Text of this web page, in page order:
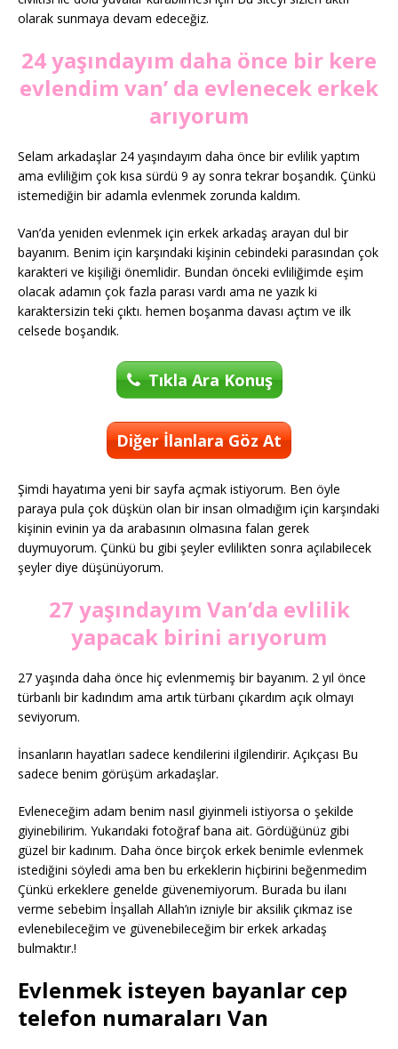
olarak sunmaya devam edeceğiz.
24 yaşındayım daha önce bir kere
evlendim van’ da evlenecek erkek
arıyorum
Selam arkadaşlar 24 yaşındayım daha önce bir evlilik yaptım
ama evliliğim çok kısa sürdü 9 ay sonra tekrar boşandık. Çünkü
istemediğin bir adamla evlenmek zorunda kaldım.
Van’da yeniden evlenmek için erkek arkadaş arayan dul bir
bayanım. Benim için karşındaki kişinin cebindeki parasından çok
karakteri ve kişiliği önemlidir. Bundan önceki evliliğimde eşim
olacak adamın çok fazla parası vardı ama ne yazık ki
karaktersizin teki çıktı. hemen boşanma davası açtım ve ilk
celsede boşandık.
Tıkla Ara Konuş
Diğer İlanlara Göz At
Şimdi hayatıma yeni bir sayfa açmak istiyorum. Ben öyle
paraya pula çok düşkün olan bir insan olmadığım için karşındaki
kişinin evinin ya da arabasının olmasına falan gerek
duymuyorum. Çünkü bu gibi şeyler evlilikten sonra açılabilecek
şeyler diye düşünüyorum.
27 yaşındayım Van’da evlilik
yapacak birini arıyorum
27 yaşında daha önce hiç evlenmemiş bir bayanım. 2 yıl önce
türbanlı bir kadındım ama artık türbanı çıkardım açık olmayı
seviyorum.
İnsanların hayatları sadece kendilerini ilgilendirir. Açıkçası Bu
sadece benim görüşüm arkadaşlar.
Evleneceğim adam benim nasıl giyinmeli istiyorsa o şekilde
giyinebilirim. Yukarıdaki fotoğraf bana ait. Gördüğünüz gibi
güzel bir kadınım. Daha önce birçok erkek benimle evlenmek
istediğini söyledi ama ben bu erkeklerin hiçbirini beğenmedim
Çünkü erkeklere genelde güvenemiyorum. Burada bu ilanı
verme sebebim İnşallah Allah’ın izniyle bir aksilik çıkmaz ise
evlenebileceğim ve güvenebileceğim bir erkek arkadaş
bulmaktır.!
Evlenmek isteyen bayanlar cep
telefon numaraları Van